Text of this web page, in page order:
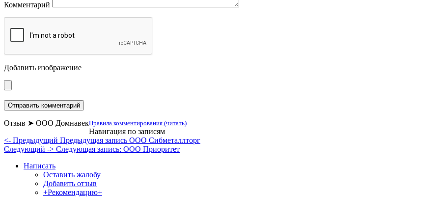
Комментарий
Добавить изображение
Правила комментирования (читать)
Отзыв ➤ ООО Домнавек
Навигация по записям
<- Предыдущий Предыдущая запись ООО Сибметаллторг
Следующий -> Следующая запись: ООО Приоритет
Написать
Оставить жалобу
Добавить отзыв
+Рекомендацию+